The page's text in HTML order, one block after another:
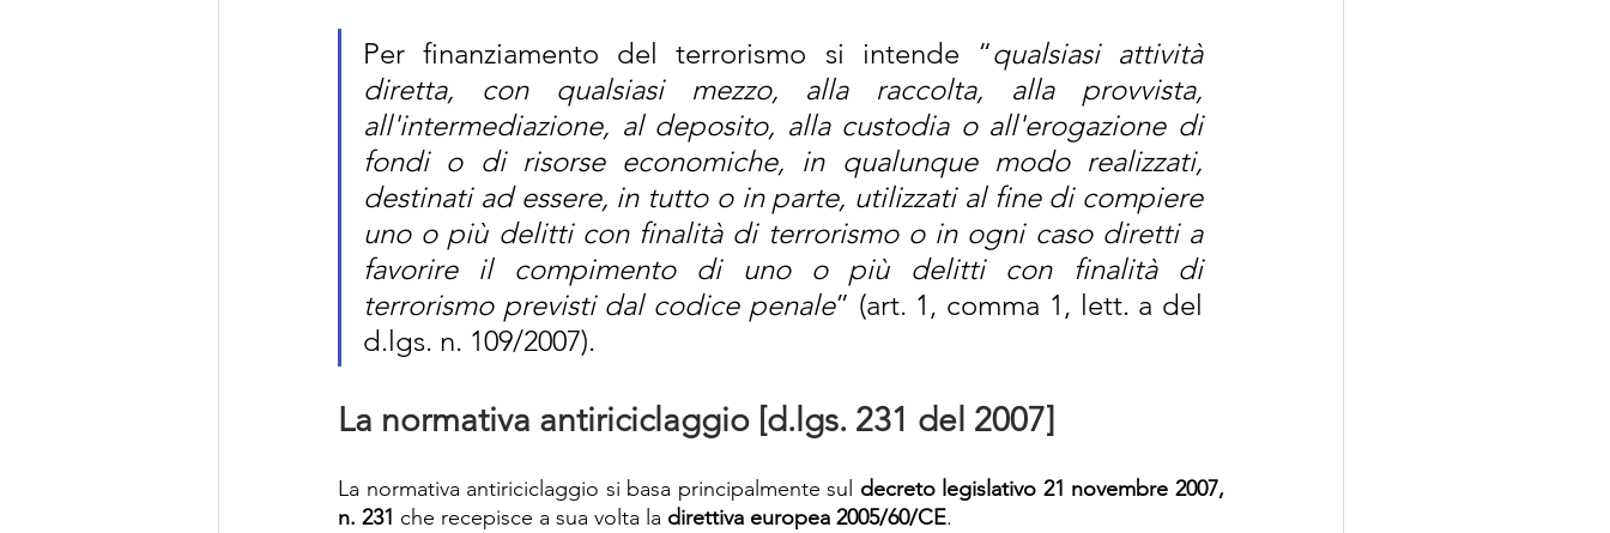
Per finanziamento del terrorismo si intende “qualsiasi attività
diretta, con qualsiasi mezzo, alla raccolta, alla provvista,
all'intermediazione, al deposito, alla custodia o all'erogazione di
fondi o di risorse economiche, in qualunque modo realizzati,
destinati ad essere, in tutto o in parte, utilizzati al fine di compiere
uno o più delitti con finalità di terrorismo o in ogni caso diretti a
favorire il compimento di uno o più delitti con finalità di
terrorismo previsti dal codice penale” (art. 1, comma 1, lett. a del
d.lgs. n. 109/2007).
La normativa antiriciclaggio [d.lgs. 231 del 2007]
La normativa antiriciclaggio si basa principalmente sul decreto legislativo 21 novembre 2007,
n. 231 che recepisce a sua volta la direttiva europea 2005/60/CE.